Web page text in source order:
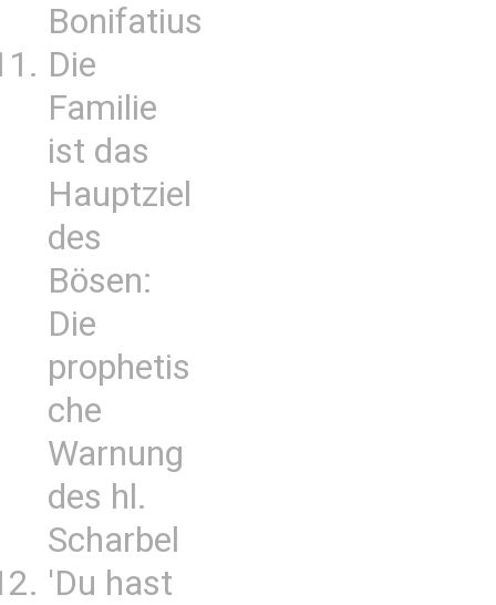
Bonifatius
Die
Familie
ist das
Hauptziel
des
Bösen:
Die
prophetis
che
Warnung
des hl.
Scharbel
'Du hast